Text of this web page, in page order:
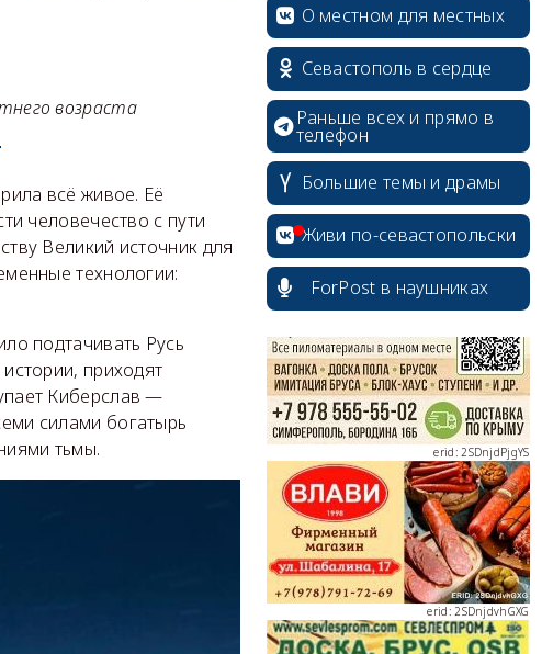
возраста
всё живое. Её
человечество с пути
Великий источник для
технологии:
подтачивать Русь
приходят
Киберслав —
силами богатырь
тьмы.
О местном для местных
Севастополь в сердце
Раньше всех и прямо в
телефон
Большие темы и драмы
Живи по-севастопольски
ForPost в наушниках
erid: 2SDnjcrDNw6
erid: 2SDnjdPjgYS
erid: 2SDnjdvhGXG